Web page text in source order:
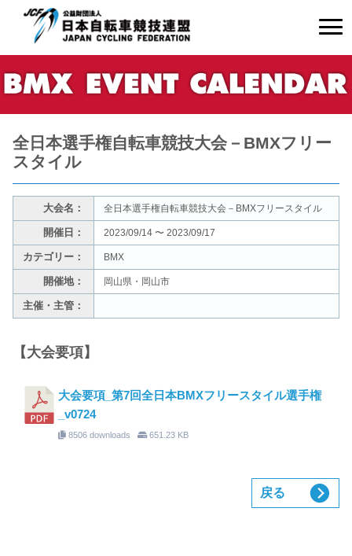
全日本選手権自転車競技大会－BMXフリー
スタイル
大会名： 全日本選手権自転車競技大会－BMXフリースタイル
開催日： 2023/09/14 〜 2023/09/17
カテゴリー： BMX
開催地： 岡山県・岡山市
主催・主管：
【大会要項】
大会要項_第7回全日本BMXフリースタイル選手権
_v0724
8506 downloads 651.23 KB
戻る